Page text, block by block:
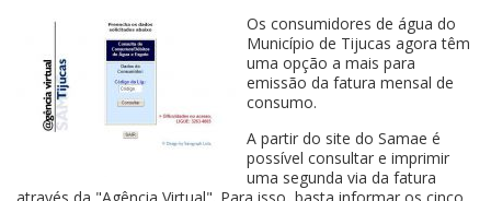
Os consumidores de água do
Município de Tijucas agora têm
uma opção a mais para
emissão da fatura mensal de
consumo.
A partir do site do Samae é
possível consultar e imprimir
uma segunda via da fatura